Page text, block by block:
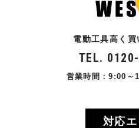
電動工具高く
TEL.
営業時間：9:00～
対応